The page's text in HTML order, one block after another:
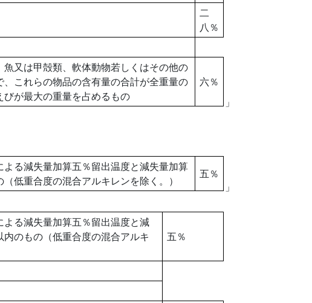
二
八％
甲殻類、軟体動物若しくはその他の
これらの物品の含有量の合計が全重量の
が最大の重量を占めるもの
六％
」
減失量加算五％留出温度と減失量加算
低重合度の混合アルキレンを除く。）
五％
」
減失量加算五％留出温度と減
のもの（低重合度の混合アルキ
五％